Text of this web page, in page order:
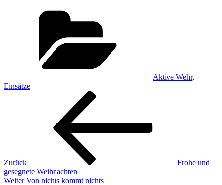
Aktive Wehr,
Einsätze
Beitragsnavigation
Zurück
Frohe und
gesegnete Weihnachten
Nächster
Weiter Von nichts kommt nichts